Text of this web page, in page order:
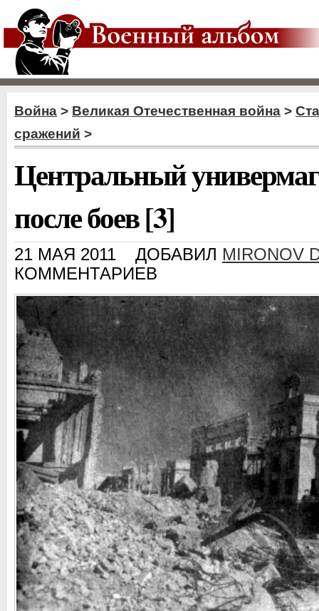
Война > Великая Отечественная война >
сражений >
Центральный
после боев [3]
21 МАЯ 2011 ДОБАВИЛ MIRONOV
КОММЕНТАРИЕВ